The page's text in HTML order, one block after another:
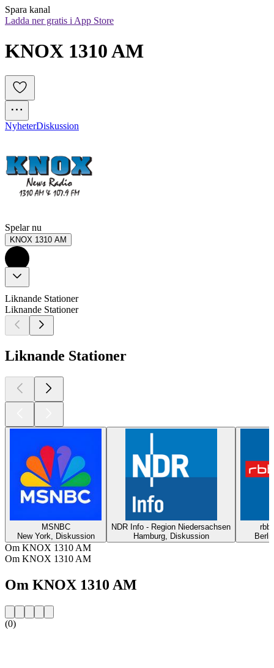
Spara kanal
Ladda ner gratis i App Store
KNOX 1310 AM
NyheterDiskussion
Spelar nu
KNOX 1310 AM
Liknande Stationer
Liknande Stationer
Liknande Stationer
MSNBC
New York, Diskussion
NDR Info - Region Niedersachsen
Hamburg, Diskussion
Om KNOX 1310 AM
Om KNOX 1310 AM
Om KNOX 1310 AM
(0)